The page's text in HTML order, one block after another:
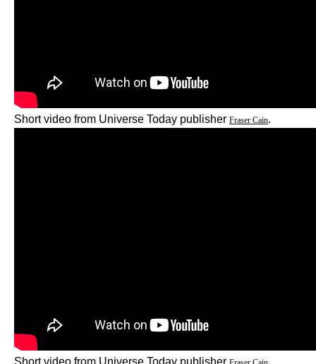
Short video from Universe Today publisher Fraser Cain.
Short video from Universe Today publisher .